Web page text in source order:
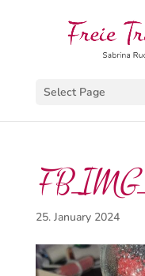
Select Page
25. January 2024